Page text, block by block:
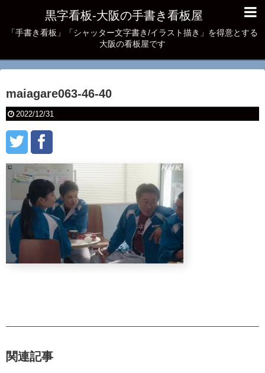
黒字看板‐大阪の手書き看板屋
「手書き看板」「シャッター文字書き/イラスト描き」を得意とする
大阪の看板屋です
maiagare063-46-40
2022/12/31
関連記事